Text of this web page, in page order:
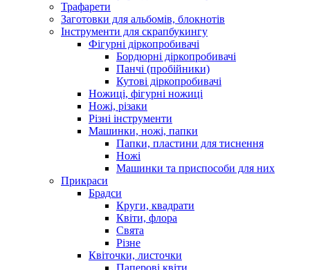
Трафарети
Заготовки для альбомів, блокнотів
Інструменти для скрапбукингу
Фігурні діркопробивачі
Бордюрні діркопробивачі
Панчі (пробійники)
Кутові діркопробивачі
Ножиці, фігурні ножиці
Ножі, різаки
Різні інструменти
Машинки, ножі, папки
Папки, пластини для тиснення
Ножі
Машинки та приспособи для них
Прикраси
Брадси
Круги, квадрати
Квіти, флора
Свята
Різне
Квіточки, листочки
Паперові квіти